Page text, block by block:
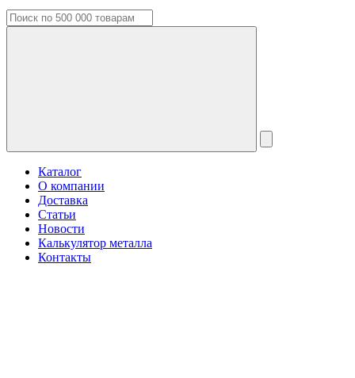
Каталог
О компании
Доставка
Статьи
Новости
Калькулятор металла
Контакты